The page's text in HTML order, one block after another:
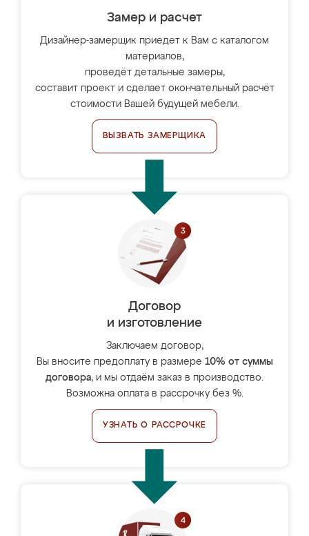
Замер и расчет
Дизайнер-замерщик приедет к Вам с каталогом
материалов,
проведёт детальные замеры,
составит проект и сделает окончательный расчёт
стоимости Вашей будущей мебели.
ВЫЗВАТЬ ЗАМЕРЩИКА
Договор
и изготовление
Заключаем договор,
Вы вносите предоплату в размере 10% от суммы
договора, и мы отдаём заказ в производство.
Возможна оплата в рассрочку без %.
УЗНАТЬ О РАССРОЧКЕ